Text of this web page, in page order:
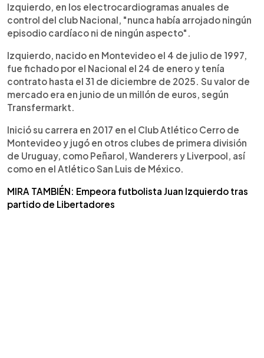
Izquierdo, en los electrocardiogramas anuales de
control del club Nacional, "nunca había arrojado ningún
episodio cardíaco ni de ningún aspecto".
Izquierdo, nacido en Montevideo el 4 de julio de 1997,
fue fichado por el Nacional el 24 de enero y tenía
contrato hasta el 31 de diciembre de 2025. Su valor de
mercado era en junio de un millón de euros, según
Transfermarkt.
Inició su carrera en 2017 en el Club Atlético Cerro de
Montevideo y jugó en otros clubes de primera división
de Uruguay, como Peñarol, Wanderers y Liverpool, así
como en el Atlético San Luis de México.
MIRA TAMBIÉN: Empeora futbolista Juan Izquierdo tras
partido de Libertadores